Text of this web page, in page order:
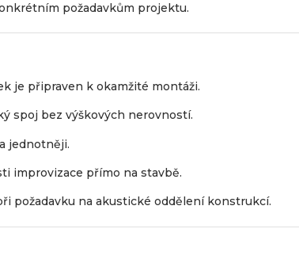
požadavkům projektu.
je připraven k okamžité montáži.
spoj bez výškových nerovností.
jednotněji.
improvizace přímo na stavbě.
požadavku na akustické oddělení konstrukcí.